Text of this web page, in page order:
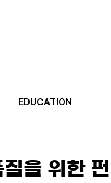
EDUCATION
을 위한